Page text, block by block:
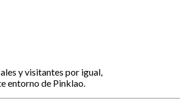
y visitantes por igual,
entorno de Pinklao.